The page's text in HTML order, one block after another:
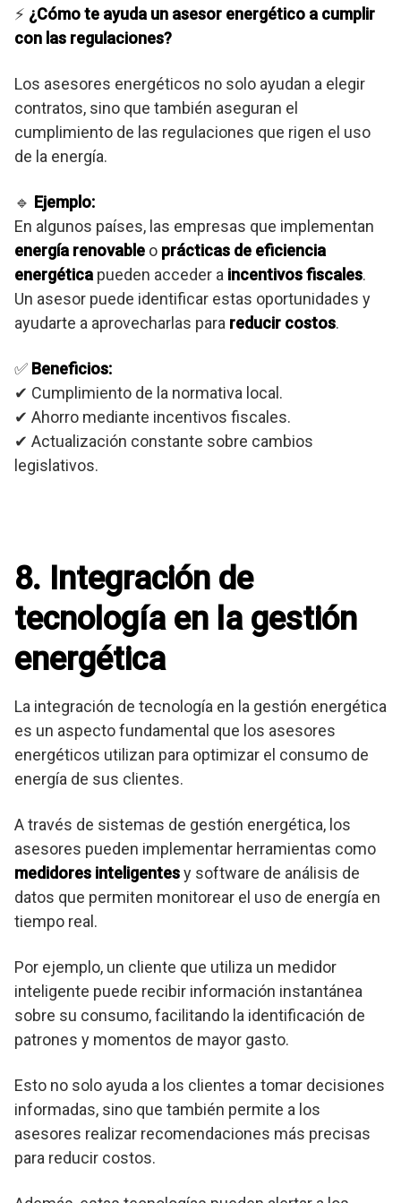
⚡ ¿Cómo te ayuda un asesor energético a cumplir
con las regulaciones?
Los asesores energéticos no solo ayudan a elegir
contratos, sino que también aseguran el
cumplimiento de las regulaciones que rigen el uso
de la energía.
🔹 Ejemplo:
En algunos países, las empresas que implementan
energía renovable o prácticas de eficiencia
energética pueden acceder a incentivos fiscales.
Un asesor puede identificar estas oportunidades y
ayudarte a aprovecharlas para reducir costos.
✅ Beneficios:
✔ Cumplimiento de la normativa local.
✔ Ahorro mediante incentivos fiscales.
✔ Actualización constante sobre cambios
legislativos.
8. Integración de
tecnología en la gestión
energética
La integración de tecnología en la gestión energética
es un aspecto fundamental que los asesores
energéticos utilizan para optimizar el consumo de
energía de sus clientes.
A través de sistemas de gestión energética, los
asesores pueden implementar herramientas como
medidores inteligentesy software de análisis de
datos que permiten monitorear el uso de energía en
tiempo real.
Por ejemplo, un cliente que utiliza un medidor
inteligente puede recibir información instantánea
sobre su consumo, facilitando la identificación de
patrones y momentos de mayor gasto.
Esto no solo ayuda a los clientes a tomar decisiones
informadas, sino que también permite a los
asesores realizar recomendaciones más precisas
para reducir costos.